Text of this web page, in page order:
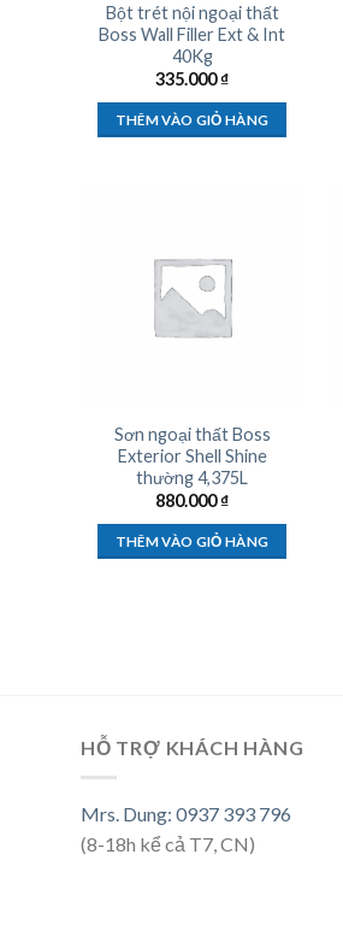
Bột trét nội ngoại thất
Boss Wall Filler Ext & Int
40Kg
335.000₫
THÊM VÀO GIỎ HÀNG
Sơn ngoại thất Boss
Exterior Shell Shine
thường 4,375L
880.000₫
THÊM VÀO GIỎ HÀNG
HỖ TRỢ KHÁCH HÀNG
Mrs. Dung: 0937 393 796
(8-18h kể cả T7, CN)